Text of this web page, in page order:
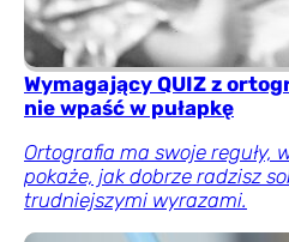
Wymagający QUIZ z
nie wpaść w pułapkę
Ortografia ma swoje reguły,
pokaże, jak dobrze radzisz
trudniejszymi wyrazami.